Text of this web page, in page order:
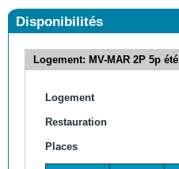
Disponibilités
Logement: MV-MAR 2P 5p été
Logement
Restauration
Places